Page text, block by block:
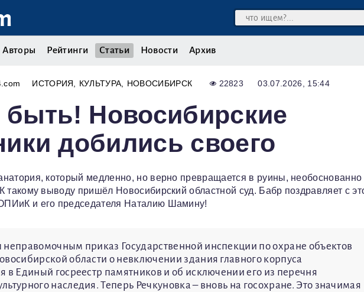
Авторы Рейтинги Статьи Новости Архив
ИСТОРИЯ КУЛЬТУРА НОВОСИБИРСК 22823 03.07.2026, 15:44
быть! Новосибирские
добились своего
который медленно, но верно превращается в руины, необоснованно
такому выводу пришёл Новосибирский областной суд. Бабр поздравляет с
и его председателя Наталию Шамину!
неправомочным приказ Государственной инспекции по охране объектов
области о невключении здания главного корпуса
в Единый госреестр памятников и об исключении его из перечня
наследия. Теперь Речкуновка – вновь на госохране. Это значимая